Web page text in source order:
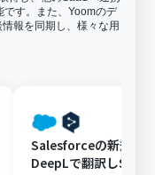
です。また、Yoomのデ
報を同期し、様々な用
Salesforceの新規リ
DeepLで翻訳しSlack